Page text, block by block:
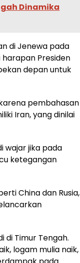
Dinamika
di Jenewa pada
Presiden
depan untuk
pembahasan
Iran, yang dinilai
wajar jika pada
ketegangan
China dan Rusia,
di Timur Tengah.
logam mulia naik,